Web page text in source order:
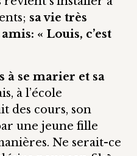
sa vie très
« Louis, c’est
à se marier et sa
à l’école
des cours, son
une jeune fille
Ne serait-ce